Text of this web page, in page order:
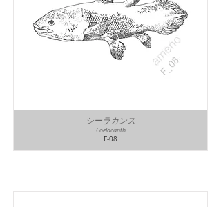
シーラカンス
F-08
Coelacanth